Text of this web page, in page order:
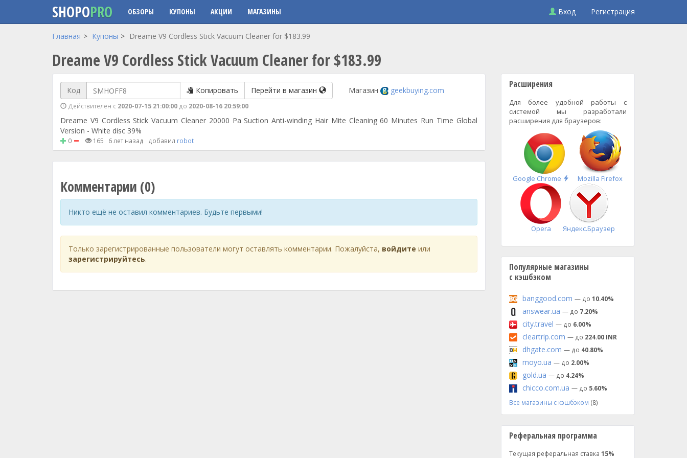
Перейти к основному содержанию
SHOPOPRO ОБЗОРЫ КУПОНЫ АКЦИИ МАГАЗИНЫ Вход Регистрация
Главная Купоны Dreame V9 Cordless Stick Vacuum Cleaner for $183.99
Dreame V9 Cordless Stick Vacuum Cleaner for $183.99
Код Копировать Перейти в магазин
Действителен с 2020-07-15 21:00:00 до 2020-08-16 20:59:00
Магазин geekbuying.com
Dreame V9 Cordless Stick Vacuum Cleaner 20000 Pa Suction Anti-winding Hair Mite Cleaning 60 Minutes Run Time Global
Version - White disc 39%
0 165 6 лет назад добавил robot
Комментарии (0)
Никто ещё не оставил комментариев. Будьте первыми!
Только зарегистрированные пользователи могут оставлять комментарии. Пожалуйста, войдите или
зарегистрируйтесь.
Расширения
Для более удобной работы с
системой мы разработали
расширения для браузеров:
Google Chrome
Быстрая
установка
Mozilla Firefox
Opera Яндекс.Браузер
Популярные магазины
с кэшбэком
banggood.com — до 10.40%
answear.ua — до 7.20%
city.travel — до 6.00%
cleartrip.com — до 224.00 INR
dhgate.com — до 40.80%
moyo.ua — до 2.00%
gold.ua — до 4.24%
chicco.com.ua — до 5.60%
Все магазины с кэшбэком (8)
Реферальная программа
Текущая реферальная ставка 15%